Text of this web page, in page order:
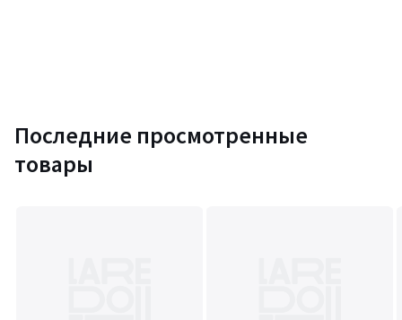
Последние просмотренные
товары